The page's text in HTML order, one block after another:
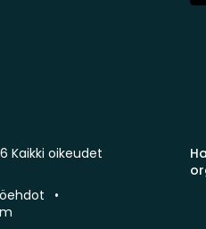
Kaikki oikeudet